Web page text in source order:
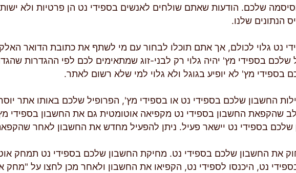
שלכם. הודעות שאתם שולחים לאנשים בספידי נט הן פרטיות ולא
הנתונים שלנו.
נט גלוי לכולם, אך אתם תוכלו לבחור עם מי לשתף את כתובת הדואר
שלכם בספידי מץ' יהיה גלוי רק לבני-זוג שמתאימים לכם לפי ההגדרות
בספידי מץ' לא יופיע בגוגל ולא גלוי למי שלא רשום לאתר.
החשבון שלכם בספידי נט או בספידי מץ', הפרופיל שלכם באותו אתר
שהקפאת החשבון בספידי נט מקפיאה אוטומטית גם את החשבון בספידי
שלכם בספידי נט יישאר פעיל. ניתן להפעיל מחדש את החשבון לאחר
את החשבון שלכם בספידי נט. מחיקת החשבון שלכם בספידי נט תמחק
נט, היכנסו לספידי נט, הקפיאו את החשבון ולאחר מכן לחצו על